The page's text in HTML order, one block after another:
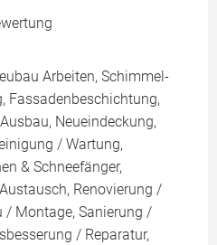
Arbeiten, Schimmel-
Fassadenbeschichtung,
Neueindeckung,
/ Wartung,
& Schneefänger,
Renovierung /
/ Montage, Sanierung /
/ Reparatur,